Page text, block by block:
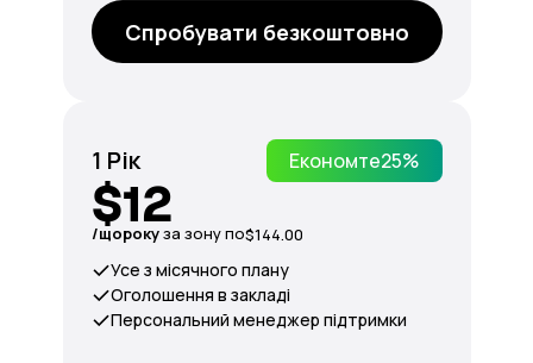
Спробувати безкоштовно
1 Рік Економте25%
$12
/щорокуза зону по$144.00
Усе з місячного плану
Оголошення в закладі
Персональний менеджер підтримки